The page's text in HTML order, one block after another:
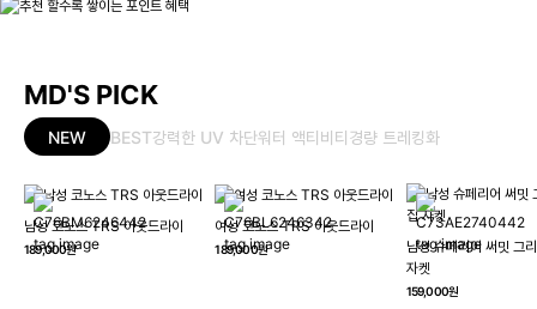
MD'S PICK
NEW BEST강력한 UV 차단워터 액티비티경량 트레킹화
남성 코노스 TRS 아웃드라이
189,000원
여성 코노스 TRS 아웃드라이
189,000원
남성 슈페리어 써밋 그
자켓
159,000원